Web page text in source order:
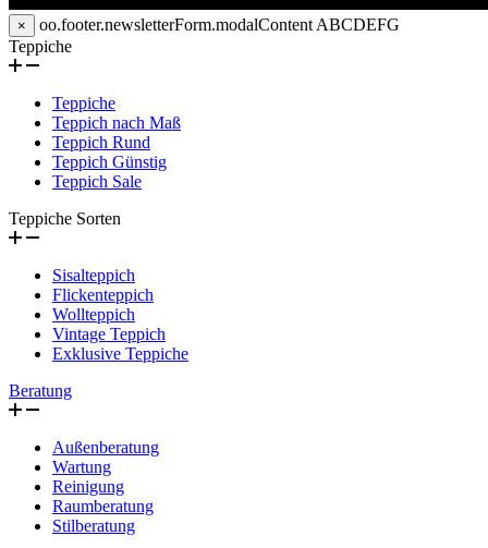
× oo.footer.newsletterForm.modalContentABCDEFG
Teppiche
Teppiche
Teppich nach Maß
Teppich Rund
Teppich Günstig
Teppich Sale
Teppiche Sorten
Sisalteppich
Flickenteppich
Wollteppich
Vintage Teppich
Exklusive Teppiche
Beratung
Außenberatung
Wartung
Reinigung
Raumberatung
Stilberatung